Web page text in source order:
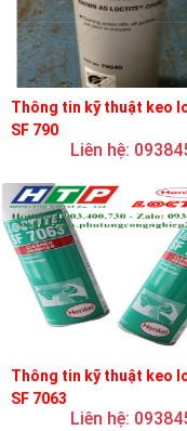
Thông tin kỹ thuật keo
SF 790
Liên hệ:
Thông tin kỹ thuật keo
SF 7063
Liên hệ: